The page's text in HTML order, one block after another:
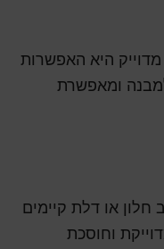
היא האפשרות
ומאפשרת
או דלת קיימים
וחוסכת